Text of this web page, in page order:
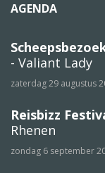
AGENDA
- Valiant Lady
zaterdag 29 augustus
Reisbizz
Rhenen
zondag 6 september